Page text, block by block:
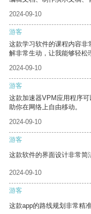
2024-09-10
游客
这款学习软件的课程内容非
解非常生动，让我能够轻松
2024-09-10
游客
这款加速器VPM应用程序
助你在网络上自由移动。
2024-09-10
游客
这款软件的界面设计非常简
2024-09-10
游客
这款app的路线规划非常精